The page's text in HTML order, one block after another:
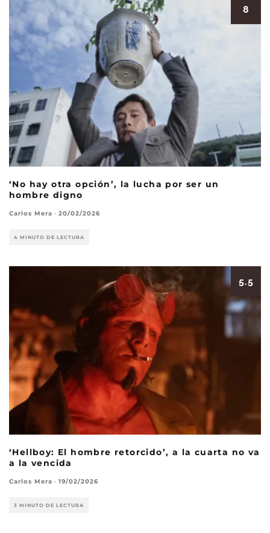
8
‘No hay otra opción’, la lucha por ser un
hombre digno
Carlos Mera · 20/02/2026
4 MINUTO DE LECTURA
5.5
‘Hellboy: El hombre retorcido’, a la cuarta no va
a la vencida
Carlos Mera · 19/02/2026
3 MINUTO DE LECTURA